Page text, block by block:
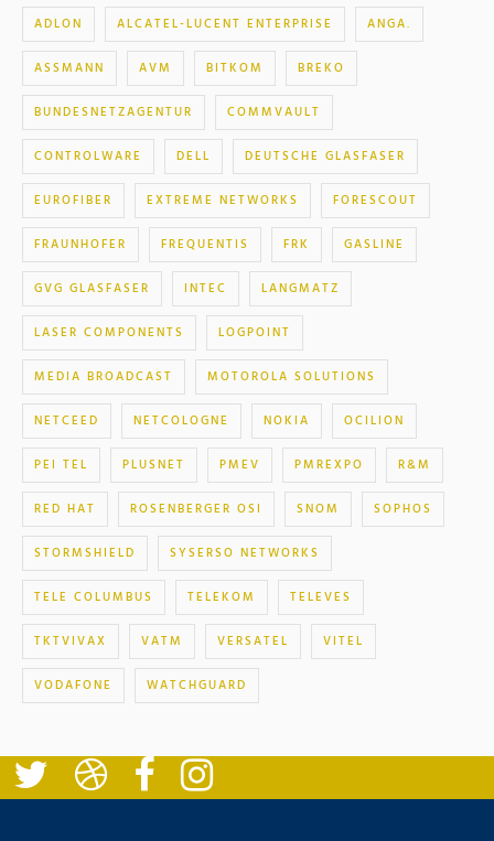
ADLON ALCATEL-LUCENT ENTERPRISE ANGA.
ASSMANN AVM BITKOM BREKO
BUNDESNETZAGENTUR COMMVAULT
CONTROLWARE DELL DEUTSCHE GLASFASER
EUROFIBER EXTREME NETWORKS FORESCOUT
FRAUNHOFER FREQUENTIS FRK GASLINE
GVG GLASFASER INTEC LANGMATZ
LASER COMPONENTS LOGPOINT
MEDIA BROADCAST MOTOROLA SOLUTIONS
NETCEED NETCOLOGNE NOKIA OCILION
PEI TEL PLUSNET PMEV PMREXPO R&M
RED HAT ROSENBERGER OSI SNOM SOPHOS
STORMSHIELD SYSERSO NETWORKS
TELE COLUMBUS TELEKOM TELEVES
TKTVIVAX VATM VERSATEL VITEL
VODAFONE WATCHGUARD